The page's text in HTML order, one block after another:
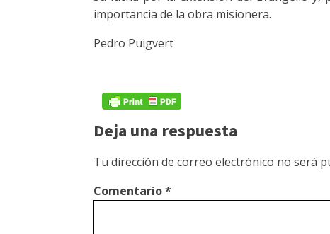
importancia de la obra misionera.
Pedro Puigvert
Deja una respuesta
Tu dirección de correo electrónico no será
Comentario*